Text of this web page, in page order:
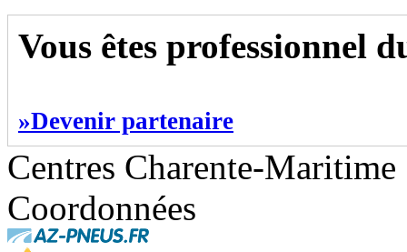
Vous êtes professionnel
»Devenir partenaire
Centres Charente-Maritime
Coordonnées